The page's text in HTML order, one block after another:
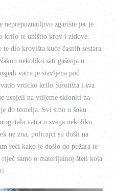
neprepoznatljivo zgarište jer je
krilo te uništio krov i zidove.
dio krovišta kuće časnih sestara
nekoliko sati gašenja u
vatra je stavljena pod
vrtićko krilo Sirotišta i sva
uspjeli na vrijeme skloniti na
do temelja. Svi smo u šoku
vatra u svega nekoliko
ne zna, policajci su došli na
reći kako je došlo do požara te
samo o materijalnoj šteti koja